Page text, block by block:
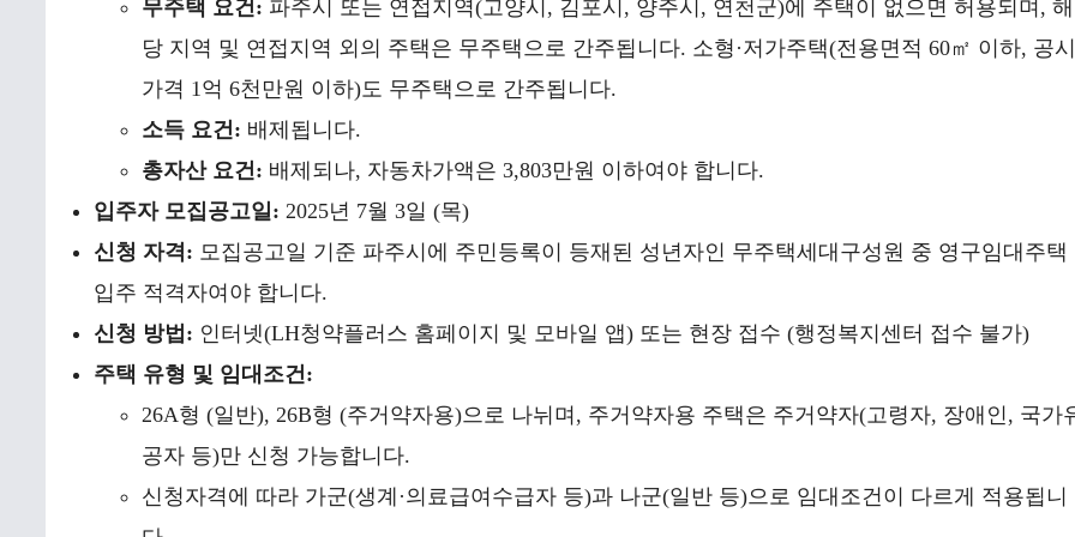
무주택 요건: 파주시 또는 연접지역(고양시, 김포시, 양주시, 연천군)에 주택이 없으면 허용되며, 해
당 지역 및 연접지역 외의 주택은 무주택으로 간주됩니다. 소형·저가주택(전용면적 60㎡ 이하, 공시
가격 1억 6천만원 이하)도 무주택으로 간주됩니다.
소득 요건: 배제됩니다.
총자산 요건: 배제되나, 자동차가액은 3,803만원 이하여야 합니다.
입주자 모집공고일: 2025년 7월 3일 (목)
신청 자격: 모집공고일 기준 파주시에 주민등록이 등재된 성년자인 무주택세대구성원 중 영구임대주택
입주 적격자여야 합니다.
신청 방법: 인터넷(LH청약플러스 홈페이지 및 모바일 앱) 또는 현장 접수 (행정복지센터 접수 불가)
주택 유형 및 임대조건:
26A형 (일반), 26B형 (주거약자용)으로 나뉘며, 주거약자용 주택은 주거약자(고령자, 장애인, 국가
공자 등)만 신청 가능합니다.
신청자격에 따라 가군(생계·의료급여수급자 등)과 나군(일반 등)으로 임대조건이 다르게 적용됩니